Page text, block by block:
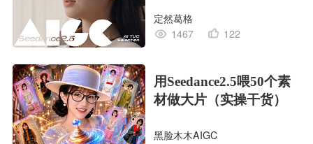
定然葛格
1467
122
用Seedance2.5喂50个素
材做大片（实操干货）
黑脸木木AIGC